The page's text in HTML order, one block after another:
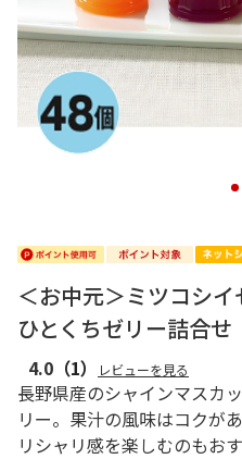
1
＜お中元＞ミツコシ
ひとくちゼリー詰合せ
4.0 （1） レビューを見る
長野県産のシャインマスカ
リー。果汁の風味はコクが
リシャリ感を楽しむのもお